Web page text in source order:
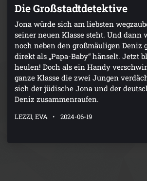
Die Großstadtdetektive
Jona würde sich am liebsten
seiner neuen Klasse steht. Und dann
noch neben den großmäuligen Deniz
direkt als „Papa-Baby“ hänselt. Jetzt
heulen! Doch als ein Handy
ganze Klasse die zwei Jungen
sich der jüdische Jona und der
Deniz zusammenraufen.
LEZZI, EVA 2024-06-19